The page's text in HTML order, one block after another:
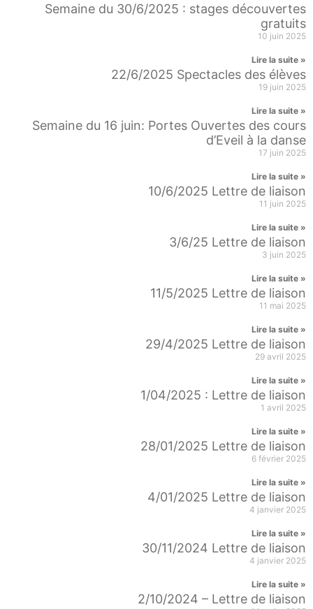
Semaine du 30/6/2025 : stages découvertes
gratuits
10 juin 2025
Lire la suite »
22/6/2025 Spectacles des élèves
19 juin 2025
Lire la suite »
Semaine du 16 juin: Portes Ouvertes des cours
d’Eveil à la danse
17 juin 2025
Lire la suite »
10/6/2025 Lettre de liaison
11 juin 2025
Lire la suite »
3/6/25 Lettre de liaison
3 juin 2025
Lire la suite »
11/5/2025 Lettre de liaison
11 mai 2025
Lire la suite »
29/4/2025 Lettre de liaison
29 avril 2025
Lire la suite »
1/04/2025 : Lettre de liaison
1 avril 2025
Lire la suite »
28/01/2025 Lettre de liaison
6 février 2025
Lire la suite »
4/01/2025 Lettre de liaison
4 janvier 2025
Lire la suite »
30/11/2024 Lettre de liaison
4 janvier 2025
Lire la suite »
2/10/2024 – Lettre de liaison